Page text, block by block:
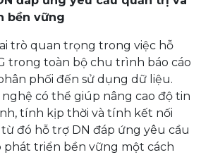
bền vững
trò quan trọng trong việc hỗ
trong toàn bộ chu trình báo cáo
phối đến sử dụng dữ liệu.
nghệ có thể giúp nâng cao độ tin
tính kịp thời và tính kết nối
đó hỗ trợ DN đáp ứng yêu cầu
phát triển bền vững một cách